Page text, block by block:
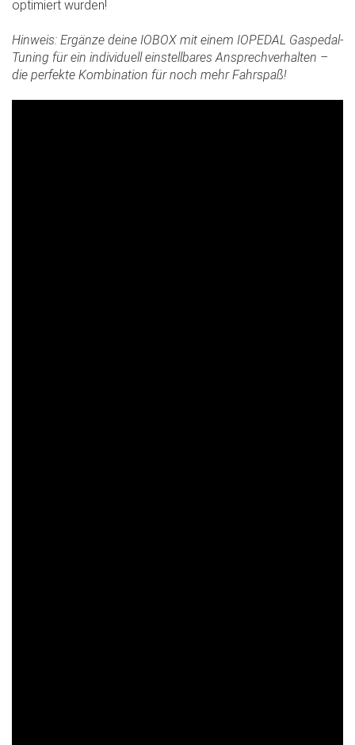
optimiert wurden!
Hinweis: Ergänze deine IOBOX mit einem IOPEDAL Gaspedal-
Tuning für ein individuell einstellbares Ansprechverhalten –
die perfekte Kombination für noch mehr Fahrspaß!
Slide02
Slide03